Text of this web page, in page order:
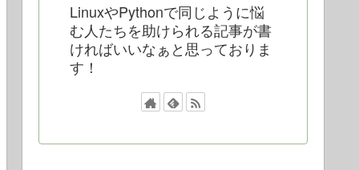
LinuxやPythonで同じように悩
む人たちを助けられる記事が書
ければいいなぁと思っておりま
す！